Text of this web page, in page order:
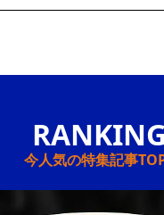
今人気の特集記事